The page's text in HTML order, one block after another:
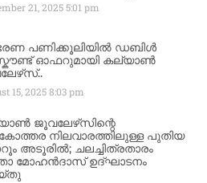
21, 20255:01 pm
പണിക്കൂലിയിൽ ഡബിൾ
ഓഫറുമായി കല്യാൺ
15, 20258:03 pm
ജൂവലേഴ്‌സിന്റെ
നിലവാരത്തിലുള്ള പുതിയ
അടൂരിൽ; ചലച്ചിത്രതാരം
മോഹൻദാസ് ഉദ്ഘാടനം